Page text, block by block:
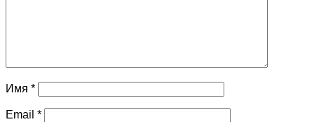
Имя *
Email *